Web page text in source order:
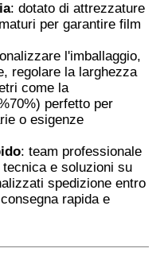
dell'automobile
: dotato di attrezzature
per garantire film
l'imballaggio,
regolare la larghezza
come la
perfetto per
o esigenze
: team professionale
e soluzioni su
spedizione entro
rapida e